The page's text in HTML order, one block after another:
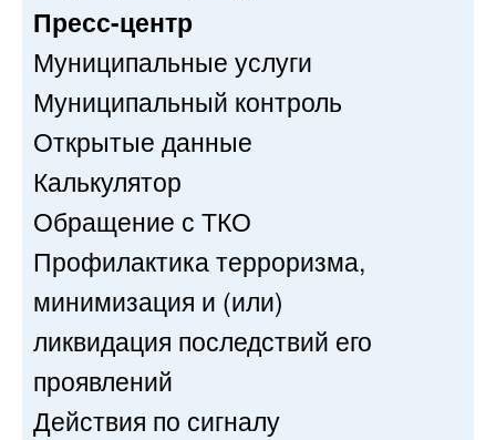
Пресс-центр
Муниципальные услуги
Муниципальный контроль
Открытые данные
Калькулятор
Обращение с ТКО
Профилактика терроризма,
минимизация и (или)
ликвидация последствий его
проявлений
Действия по сигналу